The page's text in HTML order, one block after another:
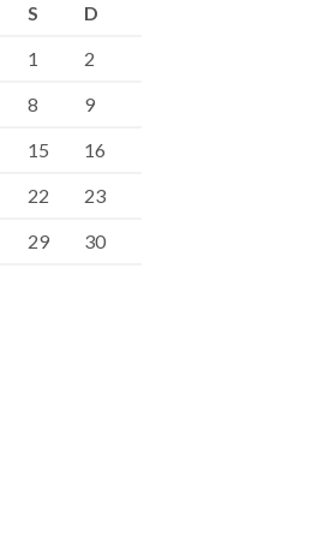
S
D
1
2
8
9
15
16
22
23
29
30